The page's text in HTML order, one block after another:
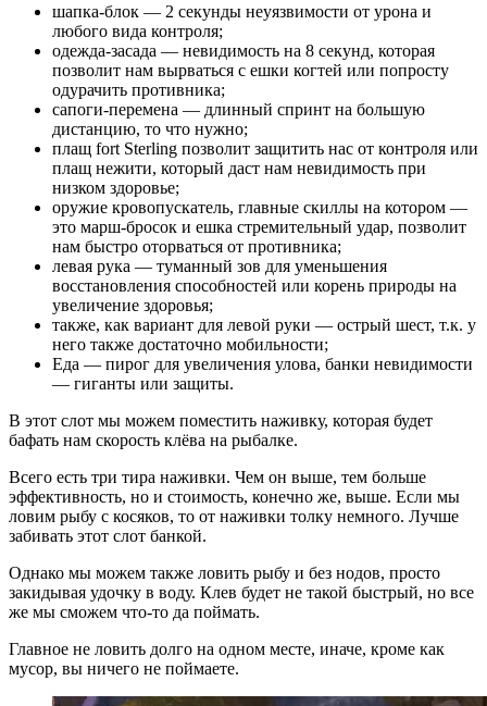
шапка-блок — 2 секунды неуязвимости от урона и
любого вида контроля;
одежда-засада — невидимость на 8 секунд, которая
позволит нам вырваться с ешки когтей или попросту
одурачить противника;
сапоги-перемена — длинный спринт на большую
дистанцию, то что нужно;
плащ fort Sterling позволит защитить нас от контроля или
плащ нежити, который даст нам невидимость при
низком здоровье;
оружие кровопускатель, главные скиллы на котором —
это марш-бросок и ешка стремительный удар, позволит
нам быстро оторваться от противника;
левая рука — туманный зов для уменьшения
восстановления способностей или корень природы на
увеличение здоровья;
также, как вариант для левой руки — острый шест, т.к. у
него также достаточно мобильности;
Еда — пирог для увеличения улова, банки невидимости
— гиганты или защиты.
В этот слот мы можем поместить наживку, которая будет
бафать нам скорость клёва на рыбалке.
Всего есть три тира наживки. Чем он выше, тем больше
эффективность, но и стоимость, конечно же, выше. Если мы
ловим рыбу с косяков, то от наживки толку немного. Лучше
забивать этот слот банкой.
Однако мы можем также ловить рыбу и без нодов, просто
закидывая удочку в воду. Клев будет не такой быстрый, но все
же мы сможем что-то да поймать.
Главное не ловить долго на одном месте, иначе, кроме как
мусор, вы ничего не поймаете.